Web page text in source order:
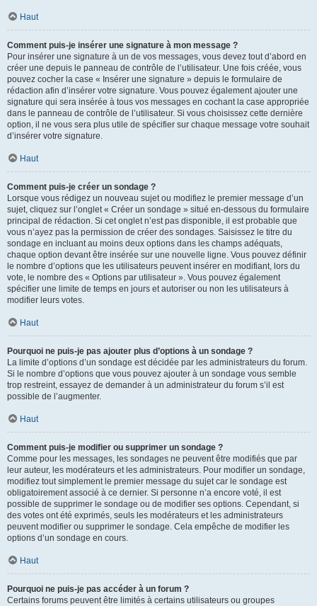
Haut
Comment puis-je insérer une signature à mon message ?
Pour insérer une signature à un de vos messages, vous devez tout d’abord en
créer une depuis le panneau de contrôle de l’utilisateur. Une fois créée, vous
pouvez cocher la case « Insérer une signature » depuis le formulaire de
rédaction afin d’insérer votre signature. Vous pouvez également ajouter une
signature qui sera insérée à tous vos messages en cochant la case appropriée
dans le panneau de contrôle de l’utilisateur. Si vous choisissez cette dernière
option, il ne vous sera plus utile de spécifier sur chaque message votre souhait
d’insérer votre signature.
Haut
Comment puis-je créer un sondage ?
Lorsque vous rédigez un nouveau sujet ou modifiez le premier message d’un
sujet, cliquez sur l’onglet « Créer un sondage » situé en-dessous du formulaire
principal de rédaction. Si cet onglet n’est pas disponible, il est probable que
vous n’ayez pas la permission de créer des sondages. Saisissez le titre du
sondage en incluant au moins deux options dans les champs adéquats,
chaque option devant être insérée sur une nouvelle ligne. Vous pouvez définir
le nombre d’options que les utilisateurs peuvent insérer en modifiant, lors du
vote, le nombre des « Options par utilisateur ». Vous pouvez également
spécifier une limite de temps en jours et autoriser ou non les utilisateurs à
modifier leurs votes.
Haut
Pourquoi ne puis-je pas ajouter plus d’options à un sondage ?
La limite d’options d’un sondage est décidée par les administrateurs du forum.
Si le nombre d’options que vous pouvez ajouter à un sondage vous semble
trop restreint, essayez de demander à un administrateur du forum s’il est
possible de l’augmenter.
Haut
Comment puis-je modifier ou supprimer un sondage ?
Comme pour les messages, les sondages ne peuvent être modifiés que par
leur auteur, les modérateurs et les administrateurs. Pour modifier un sondage,
modifiez tout simplement le premier message du sujet car le sondage est
obligatoirement associé à ce dernier. Si personne n’a encore voté, il est
possible de supprimer le sondage ou de modifier ses options. Cependant, si
des votes ont été exprimés, seuls les modérateurs et les administrateurs
peuvent modifier ou supprimer le sondage. Cela empêche de modifier les
options d’un sondage en cours.
Haut
Pourquoi ne puis-je pas accéder à un forum ?
Certains forums peuvent être limités à certains utilisateurs ou groupes